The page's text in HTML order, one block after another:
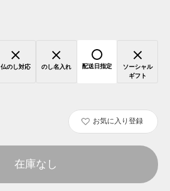
仏のし対応 のし名入れ 配送日指定
ソーシャル
ギフト
お気に入り登録
在庫なし